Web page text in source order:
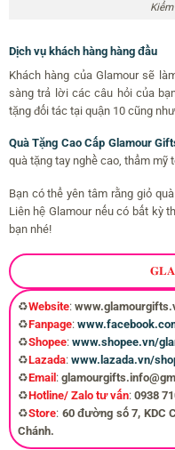
Dịch vụ khách hàng hàng đầu
Khách hàng của Glamour sẽ
sàng trả lời các câu hỏi của
tặng đối tác tại quận 10 cũng
Quà Tặng Cao Cấp Glamour
quà tặng tay nghề cao, thẩm
Bạn có thể yên tâm rằng giỏ
Liên hệ Glamour nếu có bất kỳ
bạn nhé!
♻️Website:
♻️Fanpage:
♻️Shopee: www.shopee.vn/
♻️Lazada: www.lazada.vn/
♻️Email :
♻️Hotline/ Zalo tư vấn: 0938
♻️Store: 60 đường số 7, KDC
Chánh.